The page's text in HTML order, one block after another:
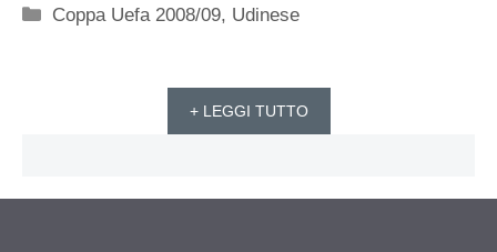
Categorie
Coppa Uefa 2008/09, Udinese
+ LEGGI TUTTO